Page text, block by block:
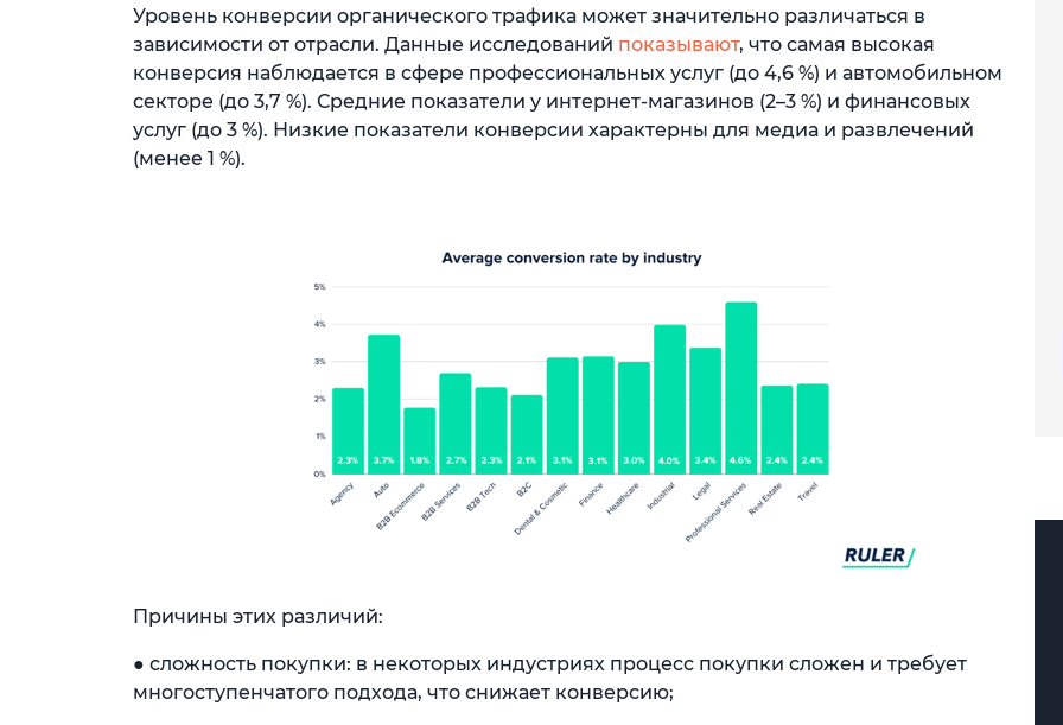
Уровень конверсии органического трафика может значительно различаться в
зависимости от отрасли. Данные исследований показывают, что самая высокая
конверсия наблюдается в сфере профессиональных услуг (до 4,6 %) и автомобильном
секторе (до 3,7 %). Средние показатели у интернет-магазинов (2–3 %) и финансовых
услуг (до 3 %). Низкие показатели конверсии характерны для медиа и развлечений
(менее 1 %).
Причины этих различий:
● сложность покупки: в некоторых индустриях процесс покупки сложен и требует
многоступенчатого подхода, что снижает конверсию;